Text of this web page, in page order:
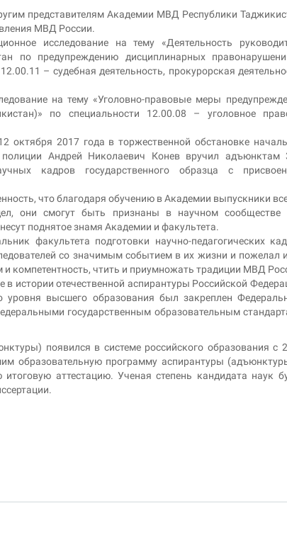
представителям Академии МВД Республики
МВД России.
исследование на тему «Деятельность
по предупреждению дисциплинарных
– судебная деятельность, прокурорская
на тему «Уголовно-правовые меры
по специальности 12.00.08 – уголовное
2017 года в торжественной обстановке
Андрей Николаевич Конев вручил адъюнктам
кадров государственного образца с
что благодаря обучению в Академии выпускники
они смогут быть признаны в научном сообществе
поднятое знамя Академии и факультета.
факультета подготовки научно-педагогических
со значимым событием в их жизни и пожелал
компетентность, чтить и приумножать традиции МВД
истории отечественной аспирантуры Российской
уровня высшего образования был закреплен
государственным образовательным
появился в системе российского образования с
образовательную программу аспирантуры
аттестацию. Ученая степень кандидата наук